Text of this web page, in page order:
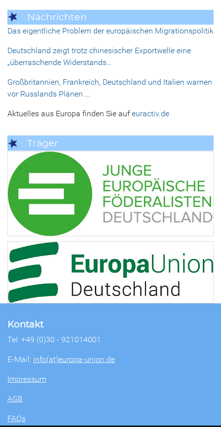
Nachrichten
Das eigentliche Problem der europäischen Migrationspolitik
Deutschland zeigt trotz chinesischer Exportwelle eine
„überraschende Widerstands…
Großbritannien, Frankreich, Deutschland und Italien warnen
vor Russlands Plänen …
Aktuelles aus Europa finden Sie aufeuractiv.de
Träger
Kontakt
Tel: +49 (0)30 - 921014001
E-Mail: info(at)europa-union.de
Impressum
AGB
FAQs